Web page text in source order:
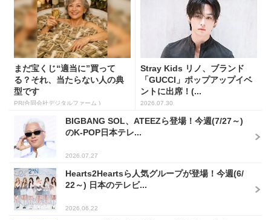
まだ宝くじ“適当に”買って
る？それ、当たらない人の典
型です
PR(合同会社デジタルファーム )
Stray Kids リノ、ブランド
「GUCCI」ポップアップイベ
ントに出席！(...
2026.07.30
BIGBANG SOL、ATEEZら登場！今週(7/27～)
のK-POP日本テレ...
2026.07.27
Hearts2Heartsら人気グループが登場！今週(6/
22～) 日本のテレビ...
2026.06.22